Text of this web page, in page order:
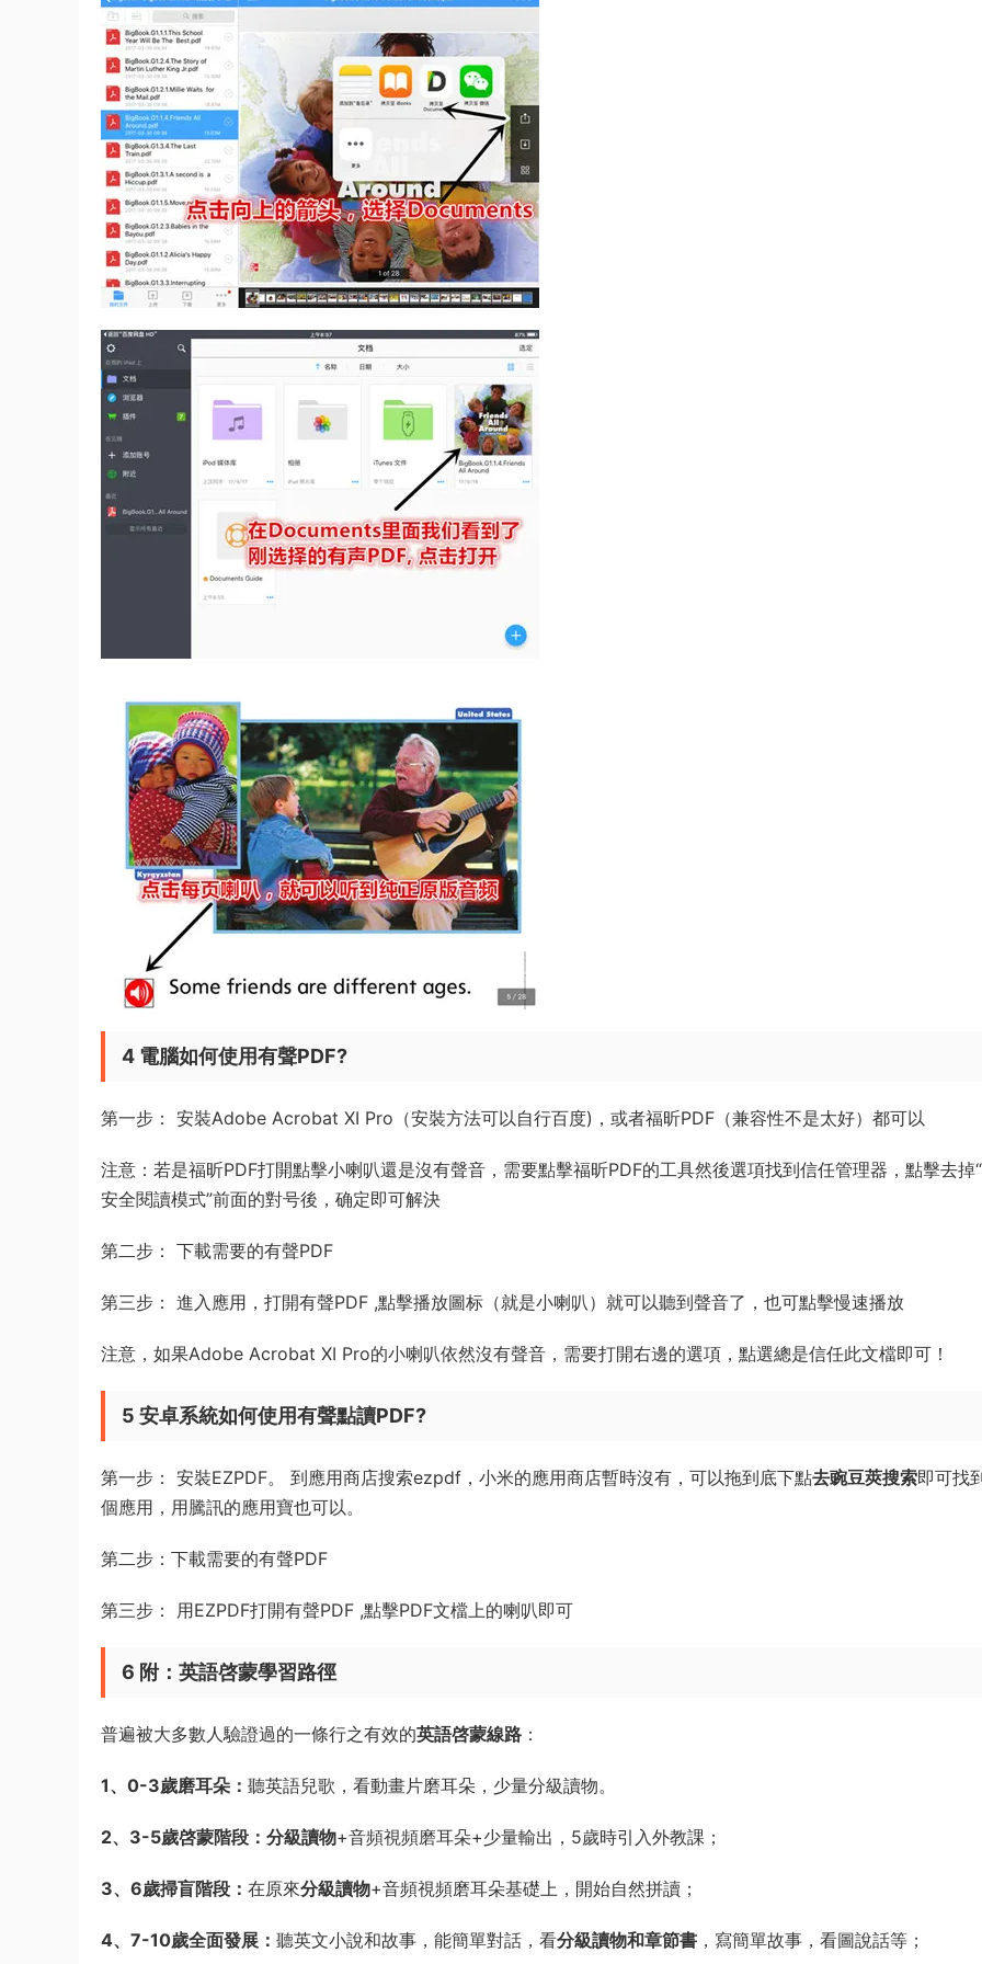
4 電腦如何使用有聲PDF?
第一步： 安裝Adobe Acrobat XI Pro（安裝方法可以自行百度)，或者福昕PDF（兼容性不是太好）都可以
注意：若是福昕PDF打開點擊小喇叭還是沒有聲音，需要點擊福昕PDF的工具然後選項找到信任管理器，點擊去掉
安全閱讀模式”前面的對号後，确定即可解決
第二步： 下載需要的有聲PDF
第三步： 進入應用，打開有聲PDF ,點擊播放圖标（就是小喇叭）就可以聽到聲音了，也可點擊慢速播放
注意，如果Adobe Acrobat XI Pro的小喇叭依然沒有聲音，需要打開右邊的選項，點選總是信任此文檔即可！
5 安卓系統如何使用有聲點讀PDF?
第一步： 安裝EZPDF。 到應用商店搜索ezpdf，小米的應用商店暫時沒有，可以拖到底下點去豌豆莢搜索即可找
個應用，用騰訊的應用寶也可以。
第二步：下載需要的有聲PDF
第三步： 用EZPDF打開有聲PDF ,點擊PDF文檔上的喇叭即可
6 附：英語啓蒙學習路徑
普遍被大多數人驗證過的一條行之有效的英語啓蒙線路 ：
1、0-3歲磨耳朵： 聽英語兒歌，看動畫片磨耳朵，少量分級讀物。
2、3-5歲啓蒙階段： 分級讀物+音頻視頻磨耳朵+少量輸出，5歲時引入外教課；
3、6歲掃盲階段： 在原來分級讀物+音頻視頻磨耳朵基礎上，開始自然拼讀；
4、7-10歲全面發展： 聽英文小說和故事，能簡單對話，看分級讀物和章節書 ，寫簡單故事，看圖說話等；